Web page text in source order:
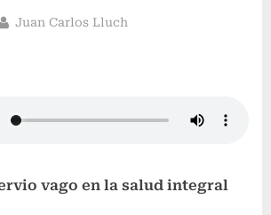
Por
Juan Carlos Lluch
vago en la salud integral